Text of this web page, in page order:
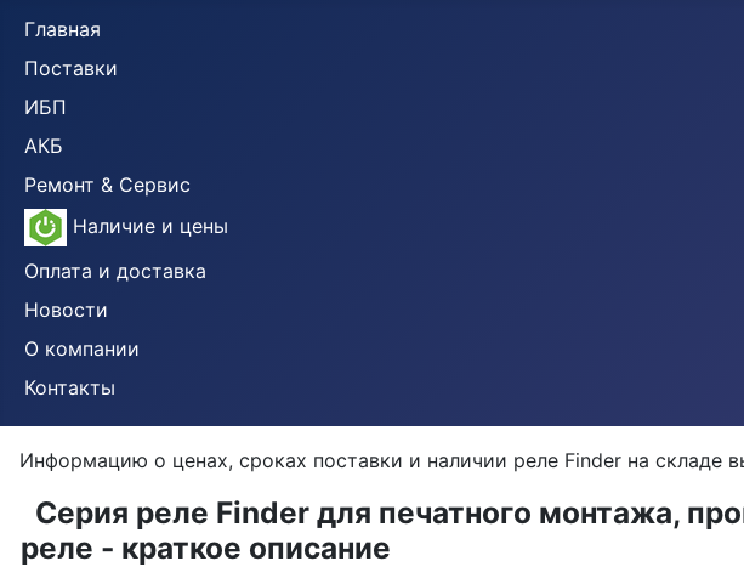
Главная
Поставки
ИБП
АКБ
Ремонт & Сервис
Наличие и цены
Оплата и доставка
Новости
О компании
Контакты
Информацию о ценах, сроках поставки и наличии реле Finder на складе
Серия реле Finder для печатного монтажа,
реле - краткое описание